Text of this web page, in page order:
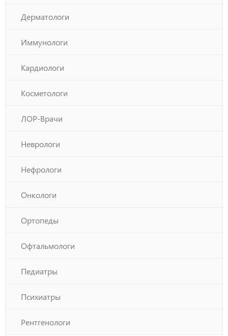
Дерматологи
Иммунологи
Кардиологи
Косметологи
ЛОР-Врачи
Неврологи
Нефрологи
Онкологи
Ортопеды
Офтальмологи
Педиатры
Психиатры
Рентгенологи